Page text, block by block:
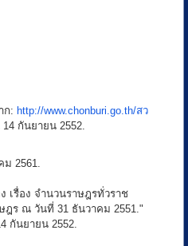
ก: http://www.chonburi.go.th/สว
กันยายน 2552.
2561.
เรื่อง จำนวนราษฎรทั่วราช
ฎร ณ วันที่ 31 ธันวาคม 2551."
กันยายน 2552.